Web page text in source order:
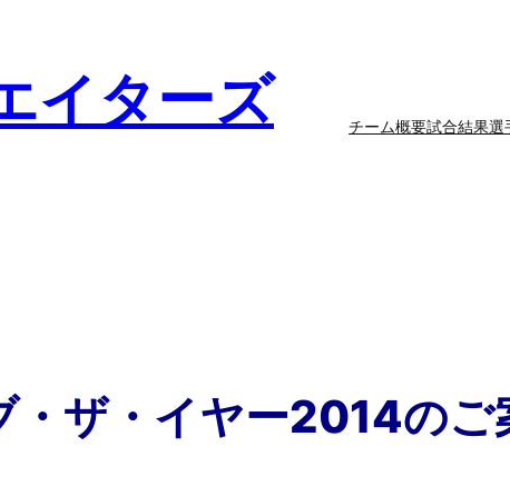
イターズ チーム概要試合結果選
・ザ・イヤー2014の